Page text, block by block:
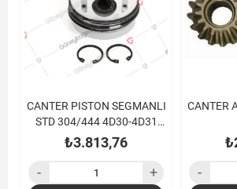
CANTER PISTON SEGMANLI
STD 304/444 4D30-4D31
(100MM) GOETZE
₺3.813,76
CANTER